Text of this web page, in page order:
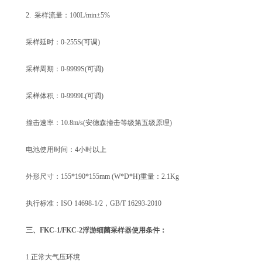
2. 采样流量：100L/min±5%
采样延时：0-255S(可调)
采样周期：0-9999S(可调)
采样体积：0-9999L(可调)
撞击速率：10.8m/s(安德森撞击等级第五级原理)
电池使用时间：4小时以上
外形尺寸：155*190*155mm (W*D*H)重量：2.1Kg
执行标准：ISO 14698-1/2，GB/T 16293-2010
三、 FKC-1/FKC-2浮游细菌采样器使用条件：
1.正常大气压环境